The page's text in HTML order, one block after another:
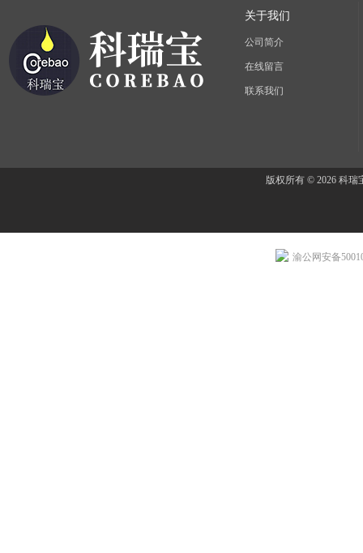
关于我们
公司简介
在线留言
联系我们
版权所有 © 2026 科
渝公网安备